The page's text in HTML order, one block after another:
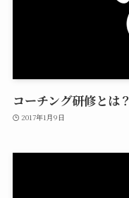
コーチング研修とは？
2017年1月9日